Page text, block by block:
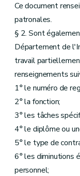
Ce document
patronales.
§ 2. Sont
Département de
travail
renseignements
1° le numéro de
2° la fonction;
3° les tâches
4° le diplôme ou
5° le type de
6° les diminutions
personnel;